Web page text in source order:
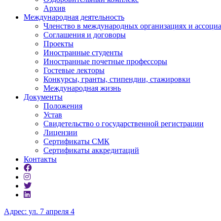
Архив
Международная деятельность
Членство в международных организациях и
Соглашения и договоры
Проекты
Иностранные студенты
Иностранные почетные профессоры
Гостевые лекторы
Конкурсы, гранты, стипендии, стажировки
Международная жизнь
Документы
Положения
Устав
Свидетельство о государственной регистрации
Лицензии
Сертификаты СМК
Сертификаты аккредитаций
Контакты
Адрес: ул. 7 апреля 4